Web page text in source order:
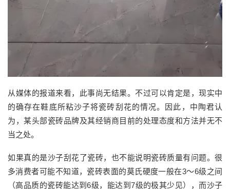
从媒体的报道来看，此事尚无结果。不过可以肯定是，现实中
的确存在鞋底所粘沙子将瓷砖刮花的情况。因此，中陶君认
为，某头部瓷砖品牌及其经销商目前的处理态度和方法并无不
当之处。
如果真的是沙子刮花了瓷砖，也不能说明瓷砖质量有问题。很
多消费者可能不知道，瓷砖表面的莫氏硬度一般在3～6级之间
（高品质的瓷砖能达到6级，能达到7级的极其少见），而沙子